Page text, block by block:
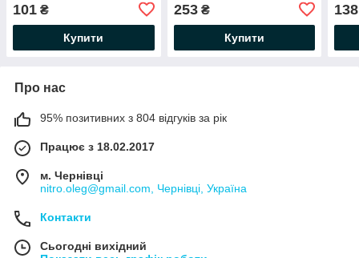
101 ₴
Купити
253₴
Купити
138
Про нас
95% позитивних з 804 відгуків за рік
Працює з 18.02.2017
м. Чернівці
nitro.oleg@gmail.com, Чернівці, Україна
Контакти
Сьогодні вихідний